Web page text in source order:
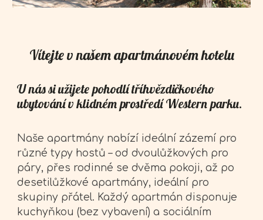
Vítejte v našem apartmánovém hotelu
U nás si užijete pohodlí tříhvězdičkového
ubytování v klidném prostředí Western parku.
Naše apartmány nabízí ideální zázemí pro
různé typy hostů – od dvoulůžkových pro
páry, přes rodinné se dvěma pokoji, až po
desetilůžkové apartmány, ideální pro
skupiny přátel. Každý apartmán disponuje
kuchyňkou (bez vybavení) a sociálním